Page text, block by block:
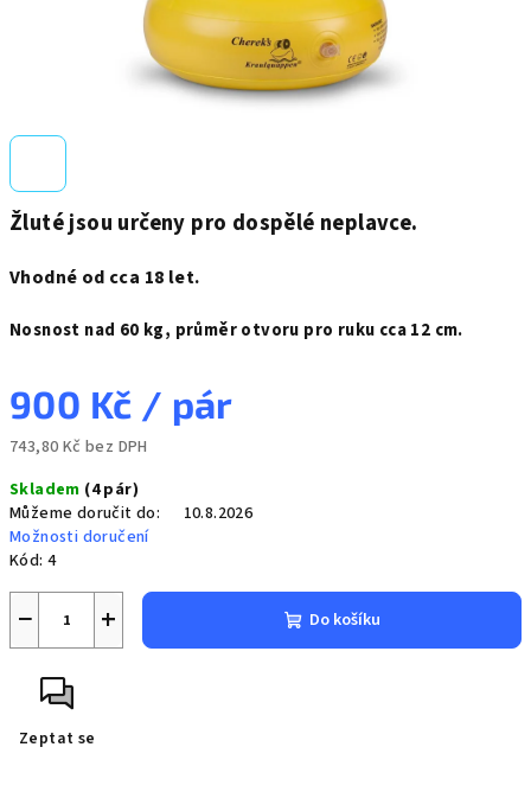
Žluté jsou určeny pro dospělé neplavce.
Vhodné od cca 18 let.
Nosnost nad 60 kg, průměr otvoru pro ruku cca 12 cm.
900 Kč / pár
743,80 Kč bez DPH
cena:
Skladem (4 pár)
Můžeme doručit do:
10.8.2026
Možnosti doručení
Kód: 4
+
− Do košíku
Zeptat se